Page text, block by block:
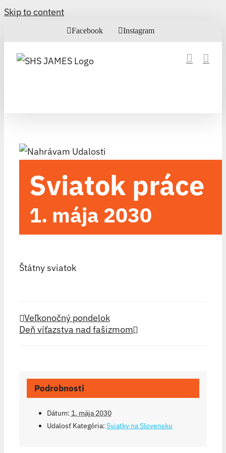
Skip to content
Facebook Instagram
Sviatok práce
1. mája 2030
Štátny sviatok
Veľkonočný pondelok
Deň víťazstva nad faŝizmom
Podrobnosti
Dátum: 1. mája 2030
Udalosť Kategória: Sviatky na Slovensku